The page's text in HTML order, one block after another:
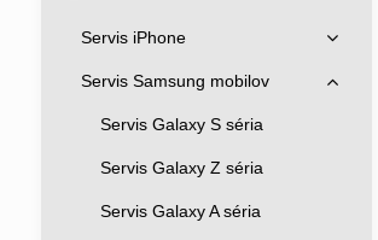
Servis iPhone
Servis Samsung mobilov
Servis Galaxy S séria
Servis Galaxy Z séria
Servis Galaxy A séria